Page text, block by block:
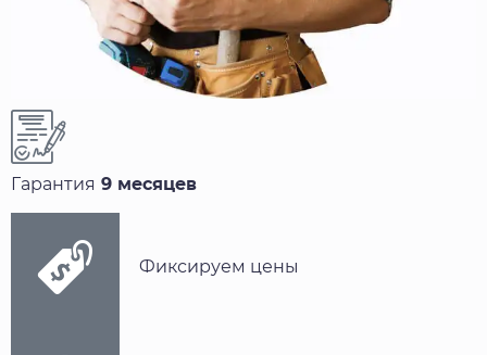
35 мин
Гарантия 9 месяцев
Фиксируем цены